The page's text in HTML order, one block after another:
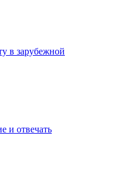
в зарубежной
и отвечать